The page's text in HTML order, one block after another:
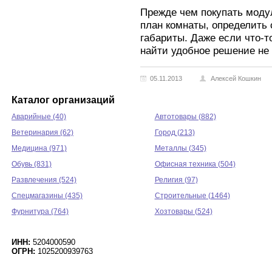
Прежде чем покупать
план комнаты,
габариты. Даже если что-
найти удобное решение не
05.11.2013 Алексей Кошкин
Каталог организаций
Аварийные (40)
Автотовары (882)
Ветеринария (62)
Город (213)
Медицина (971)
Металлы (345)
Обувь (831)
Офисная техника (504)
Развлечения (524)
Религия (97)
Спецмагазины (435)
Строительные (1464)
Фурнитура (764)
Хозтовары (524)
ИНН: 5204000590
ОГРН: 1025200939763